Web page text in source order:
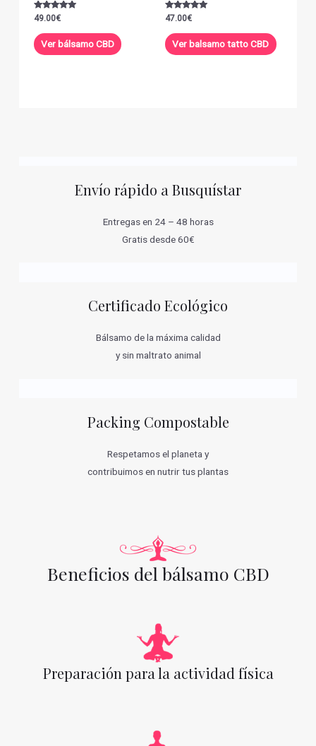
Valorado con
de 5
49.00€
Ver bálsamo CBD
Valorado con
de 5
47.00€
Ver balsamo tatto CBD
Envío rápido a Busquístar
Entregas en 24 – 48 horas
Gratis desde 60€
Certificado Ecológico
Bálsamo de la máxima calidad
y sin maltrato animal
Packing Compostable
Respetamos el planeta y
contribuimos en nutrir tus plantas
Beneficios del bálsamo CBD
Preparación para la actividad física